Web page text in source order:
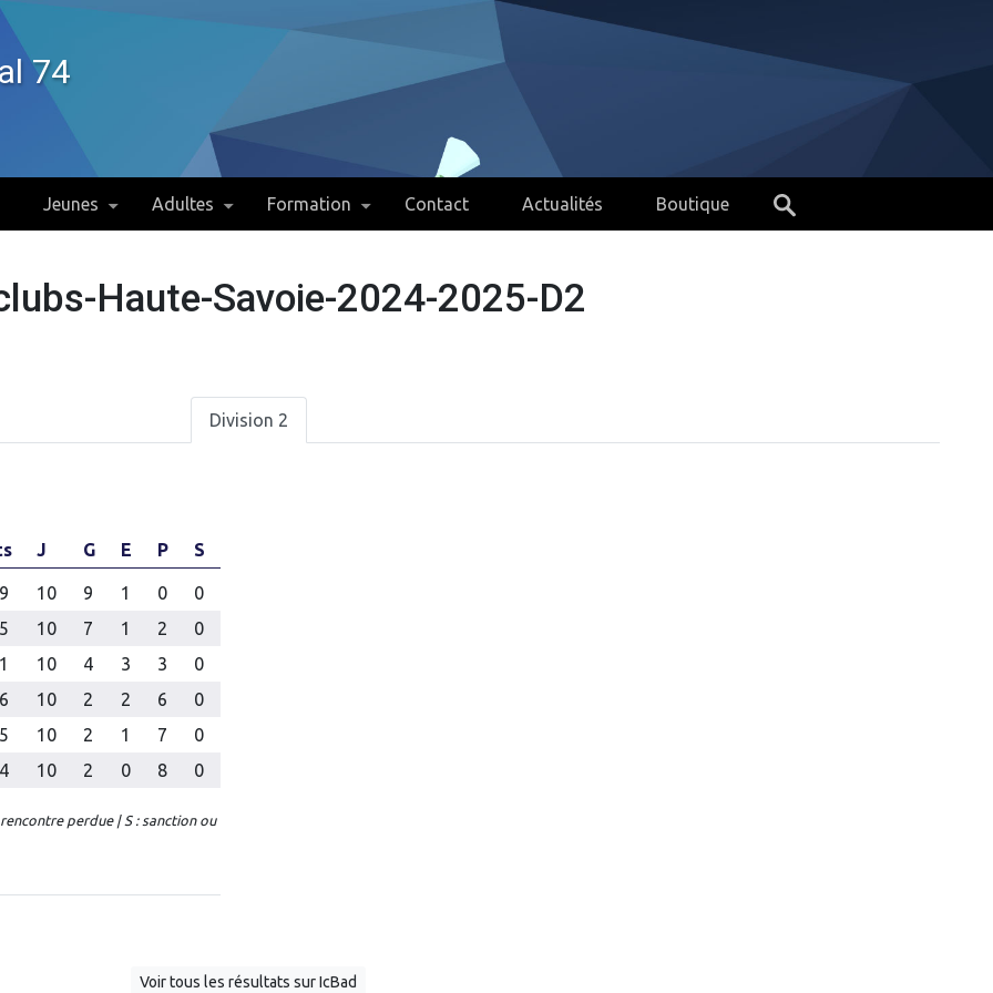
74
Jeunes Adultes Formation Contact Actualités Boutique
Haute-Savoie-2024-2025-D2
Division 2
J G E P S
10 9 1 0
0
10 7 1 2
0
10 4 3 3
0
10 2 2 6
0
10 2 1 7
0
10 2 0 8 0
perdue | S : sanction ou
Voir tous les résultats sur IcBad